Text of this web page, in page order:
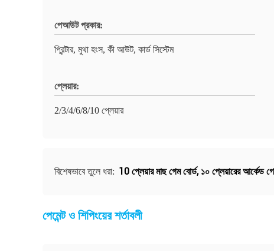
পেআউট প্রকার:
প্রিন্টার, মুথা হংস, কী আউট, কার্ড সিস্টেম
প্লেয়ার:
2/3/4/6/8/10 প্লেয়ার
বিশেষভাবে তুলে ধরা: 10 প্লেয়ার মাছ গেম বোর্ড, ১০ প্লেয়ারের আর্কেড
পেমেন্ট ও শিপিংয়ের শর্তাবলী